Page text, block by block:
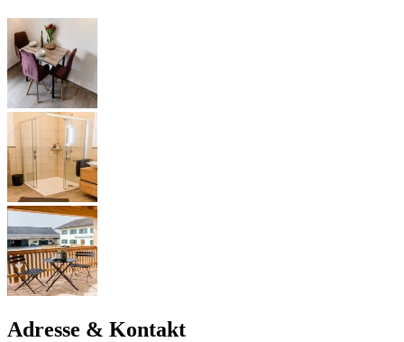
Adresse & Kontakt